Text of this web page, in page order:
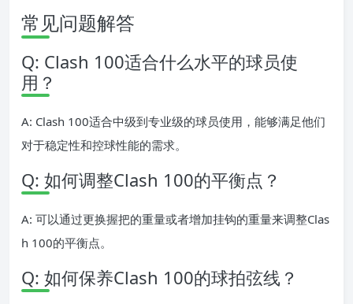
常见问题解答
Q: Clash 100适合什么水平的球员使
用？
A: Clash 100适合中级到专业级的球员使用，能够满足他们
对于稳定性和控球性能的需求。
Q: 如何调整Clash 100的平衡点？
A: 可以通过更换握把的重量或者增加挂钩的重量来调整Clas
h 100的平衡点。
Q: 如何保养Clash 100的球拍弦线？